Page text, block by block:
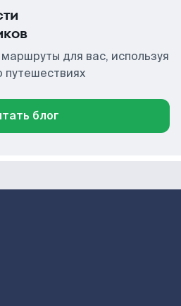
для вас, используя
путешествиях
блог